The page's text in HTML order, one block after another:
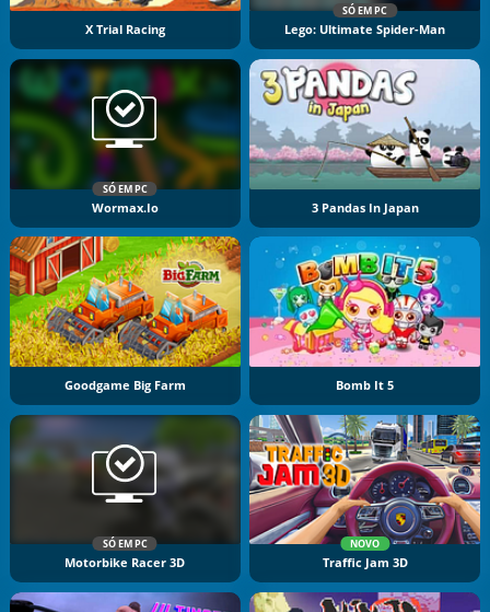
X Trial Racing
SÓ EM PC
Lego: Ultimate Spider-Man
SÓ EM PC
Wormax.io 3 Pandas In Japan
Goodgame Big Farm Bomb It 5
SÓ EM PC
Motorbike Racer 3D
NOVO
Traffic Jam 3D